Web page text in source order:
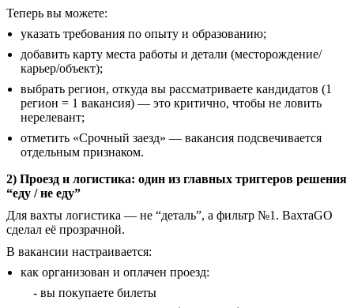
Теперь вы можете:
указать требования по опыту и образованию;
добавить карту места работы и детали (месторождение/
карьер/объект);
выбрать регион, откуда вы рассматриваете кандидатов (1
регион = 1 вакансия) — это критично, чтобы не ловить
нерелевант;
отметить «Срочный заезд» — вакансия подсвечивается
отдельным признаком.
2) Проезд и логистика: один из главных триггеров решения
“еду / не еду”
Для вахты логистика — не “деталь”, а фильтр №1. ВахтаGO
сделал её прозрачной.
В вакансии настраивается:
как организован и оплачен проезд:
- вы покупаете билеты